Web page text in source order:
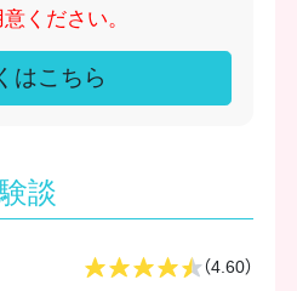
ください。
はこちら
談
（4.60）